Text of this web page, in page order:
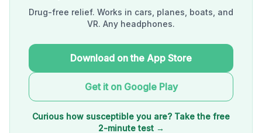
Drug-free relief. Works in cars, planes, boats, and
VR. Any headphones.
Download on the App Store
Get it on Google Play
Curious how susceptible you are? Take the free
2-minute test →